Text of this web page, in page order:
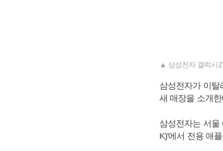
▲ 삼성전자 갤럭시
삼성전자가 이탈
새 매장을 소개한
삼성전자는 서울
K)'에서 전용 애